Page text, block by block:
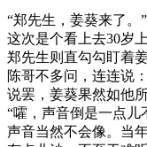
“郑先生，姜葵来了。”
这次是个看上去30岁
郑先生则直勾勾盯着
陈哥不多问，连连说
说罢，姜葵果然如他
“嚯，声音倒是一点儿
声音当然不会像。当